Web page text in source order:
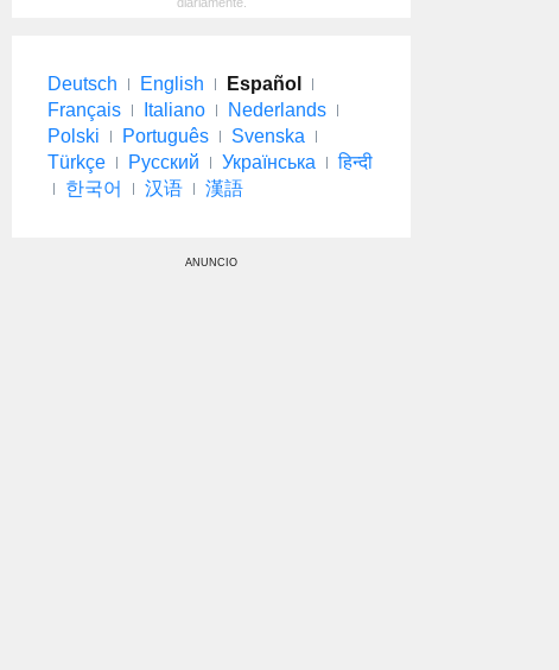
Deutsch English
Español
Français
Italiano
Nederlands
Polski
Português
Svenska
Türkçe
Русский Українська
हिन्दी
한국어
汉语 漢語
ANUNCIO